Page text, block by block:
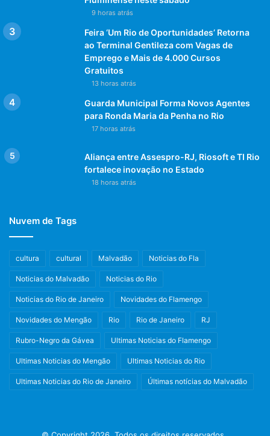
9 horas atrás
Feira ‘Um Rio de Oportunidades’ Retorna
ao Terminal Gentileza com Vagas de
Emprego e Mais de 4.000 Cursos
Gratuitos
13 horas atrás
Guarda Municipal Forma Novos Agentes
para Ronda Maria da Penha no Rio
17 horas atrás
Aliança entre Assespro-RJ, Riosoft e TI Rio
fortalece inovação no Estado
18 horas atrás
Nuvem de Tags
cultura cultural Malvadão Noticias do Fla
Noticias do Malvadão Noticias do Rio
Noticias do Rio de Janeiro Novidades do Flamengo
Novidades do Mengão Rio Rio de Janeiro RJ
Rubro-Negro da Gávea Ultimas Noticias do Flamengo
Ultimas Noticias do Mengão Ultimas Noticias do Rio
Ultimas Noticias do Rio de Janeiro Últimas notícias do Malvadão